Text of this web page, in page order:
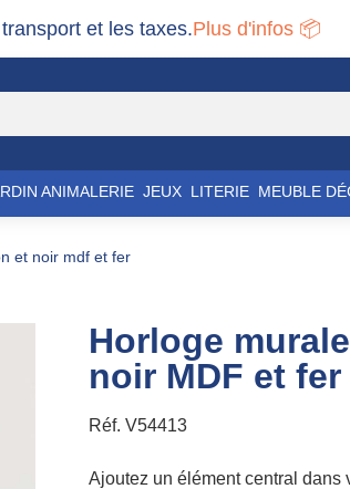
et les taxes.Plus d'infos 📦
ANIMALERIE JEUX LITERIE MEUBLE
et noir mdf et fer
Horloge
noir MDF et fer
Réf. V54413
Ajoutez un élément central dans